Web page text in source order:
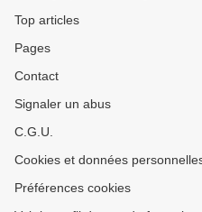
Top articles
Pages
Contact
Signaler un abus
C.G.U.
Cookies et données
Préférences cookies